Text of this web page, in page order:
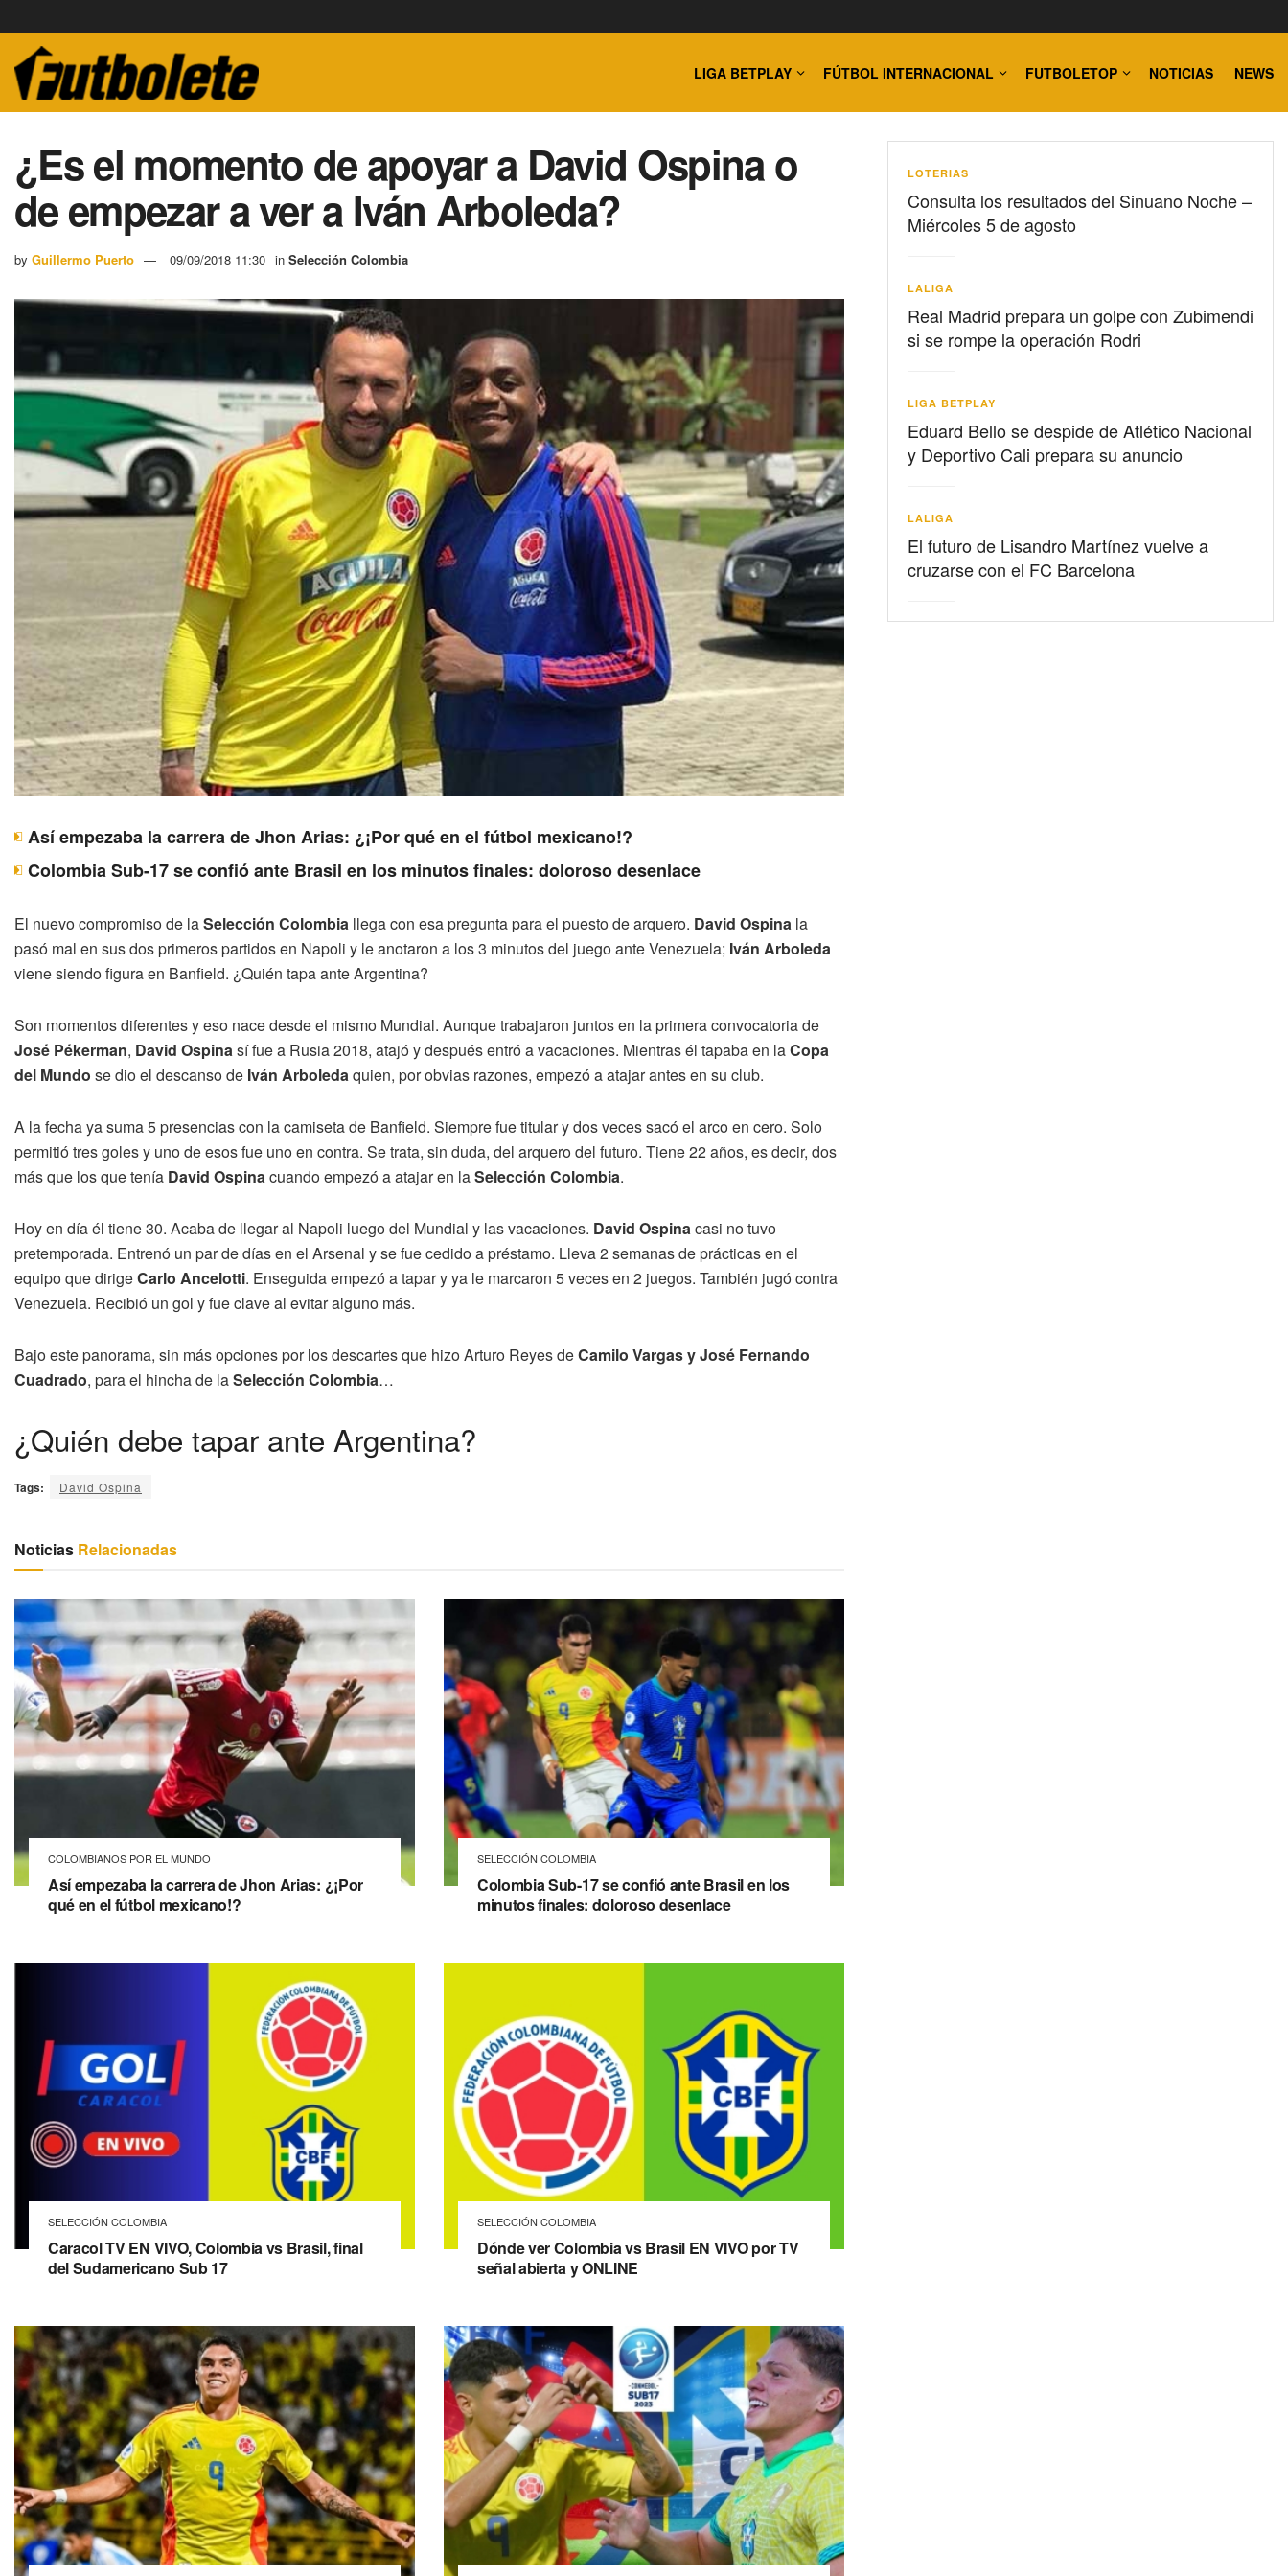
LIGA BETPLAY FÚTBOL INTERNACIONAL FUTBOLETOP NOTICIAS NEWS
¿Es el momento de apoyar a David Ospina o
de empezar a ver a Iván Arboleda?
by Guillermo Puerto 09/09/2018 11:30 in Selección Colombia
Así empezaba la carrera de Jhon Arias: ¿¡Por qué en el fútbol mexicano!?
Colombia Sub-17 se confió ante Brasil en los minutos finales: doloroso desenlace
El nuevo compromiso de laSelección Colombia llega con esa pregunta para el puesto de arquero. David Ospina la
pasó mal en sus dos primeros partidos en Napoli y le anotaron a los 3 minutos del juego ante Venezuela; Iván Arboleda
viene siendo figura en Banfield. ¿Quién tapa ante Argentina?
Son momentos diferentes y eso nace desde el mismo Mundial. Aunque trabajaron juntos en la primera convocatoria de
José Pékerman, David Ospinasí fue a Rusia 2018, atajó y después entró a vacaciones. Mientras él tapaba en laCopa
del Mundo se dio el descanso de Iván Arboledaquien, por obvias razones, empezó a atajar antes en su club.
A la fecha ya suma 5 presencias con la camiseta de Banfield. Siempre fue titular y dos veces sacó el arco en cero. Solo
permitió tres goles y uno de esos fue uno en contra. Se trata, sin duda, del arquero del futuro. Tiene 22 años, es decir, dos
más que los que tenía David Ospinacuando empezó a atajar en laSelección Colombia.
Hoy en día él tiene 30. Acaba de llegar al Napoli luego del Mundial y las vacaciones. David Ospinacasi no tuvo
pretemporada. Entrenó un par de días en el Arsenal y se fue cedido a préstamo. Lleva 2 semanas de prácticas en el
equipo que dirigeCarlo Ancelotti. Enseguida empezó a tapar y ya le marcaron 5 veces en 2 juegos. También jugó contra
Venezuela. Recibió un gol y fue clave al evitar alguno más.
Bajo este panorama, sin más opciones por los descartes que hizo Arturo Reyes deCamilo Vargas y José Fernando
Cuadrado, para el hincha de laSelección Colombia…
¿Quién debe tapar ante Argentina?
Tags: David Ospina
Noticias Relacionadas
COLOMBIANOS POR EL MUNDO
Así empezaba la carrera de Jhon Arias: ¿¡Por
qué en el fútbol mexicano!?
SELECCIÓN COLOMBIA
Colombia Sub-17 se confió ante Brasil en los
minutos finales: doloroso desenlace
SELECCIÓN COLOMBIA
Caracol TV EN VIVO, Colombia vs Brasil, final
del Sudamericano Sub 17
SELECCIÓN COLOMBIA
Dónde ver Colombia vs Brasil EN VIVO por TV
señal abierta y ONLINE
LOTERIAS
Consulta los resultados del Sinuano Noche –
Miércoles 5 de agosto
LALIGA
Real Madrid prepara un golpe con Zubimendi
si se rompe la operación Rodri
LIGA BETPLAY
Eduard Bello se despide de Atlético Nacional
y Deportivo Cali prepara su anuncio
LALIGA
El futuro de Lisandro Martínez vuelve a
cruzarse con el FC Barcelona